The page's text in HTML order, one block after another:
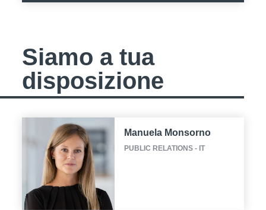
Siamo a tua
disposizione
Manuela Monsorno
PUBLIC RELATIONS - IT